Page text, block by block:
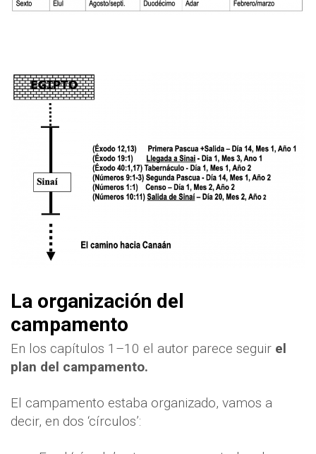
La organización del
campamento
En los capítulos 1–10 el autor parece seguir el
plan del campamento.
El campamento estaba organizado, vamos a
decir, en dos ‘círculos’: